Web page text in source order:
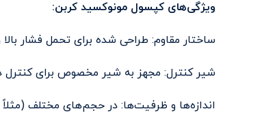
ویژگی‌های کپسول مونوکسید کربن:
ساختار مقاوم: طراحی شده برای تحمل فشار
شیر کنترل: مجهز به شیر مخصوص برای کنترل
اندازه‌ها و ظرفیت‌ها: در حجم‌های مختلف (مثلاً 5، 10، 40 لیتری و بیشتر) موجود است